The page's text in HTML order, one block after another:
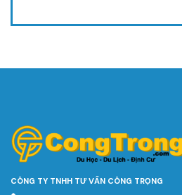
CÔNG TY TNHH TƯ VẤN CÔNG TRỌNG